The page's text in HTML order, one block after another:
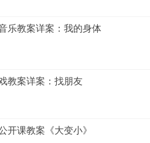
乐教案详案：我的身体
教案详案：找朋友
开课教案《大变小》